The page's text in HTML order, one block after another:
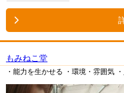
もみねこ堂
・能力を生かせる ・環境・雰囲気